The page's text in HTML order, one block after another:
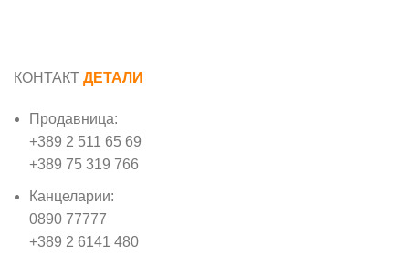
КОНТАКТ ДЕТАЛИ
Продавница:
+389 2 511 65 69
+389 75 319 766
Канцеларии:
0890 77777
+389 2 6141 480